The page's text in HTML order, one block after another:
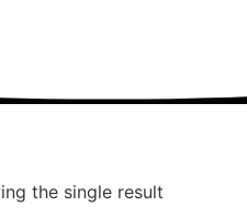
the single result